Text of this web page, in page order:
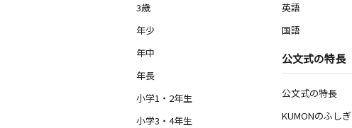
3歳
年少
年中
年長
小学1・2年生
小学3・4年生
英語
国語
公文式の特長
公文式の特長
KUMONのふしぎ